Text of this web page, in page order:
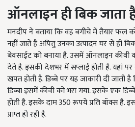
ऑनलाइन ही बिक जाता है
मनदीप ने बताया कि वह बगीचे में तैयार फल
नहीं जाते है अपितु उनका उत्पादन घर से ही
बेवसाईट को बनाया है. उसमें ऑनलाइन
देते है. इसकी देशभर में सप्लाई होती है. यहां
खपत होती है. डिब्बे पर यह जाकारी दी
डिब्बा इसमें कीवी को भरा गया. इसके एक
होती है. इसके दाम 350 रूपये प्रति बॉक्स है.
प्राप्त हो रही है.